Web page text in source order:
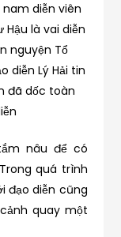
nam diễn viên
Hậu là vai diễn
nguyện Tổ
diễn Lý Hải tin
đã dốc toàn
nâu để có
quá trình
đạo diễn cũng
quay một